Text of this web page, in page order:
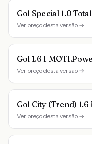
Gol Special 1.0
Ver preço desta versão →
Gol 1.6 I
Ver preço desta versão →
Gol City (Trend) 1.6
Ver preço desta versão →